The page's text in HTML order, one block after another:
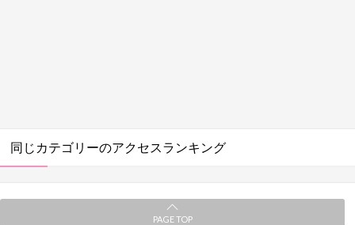
同じカテゴリーのアクセスランキング
PAGE TOP